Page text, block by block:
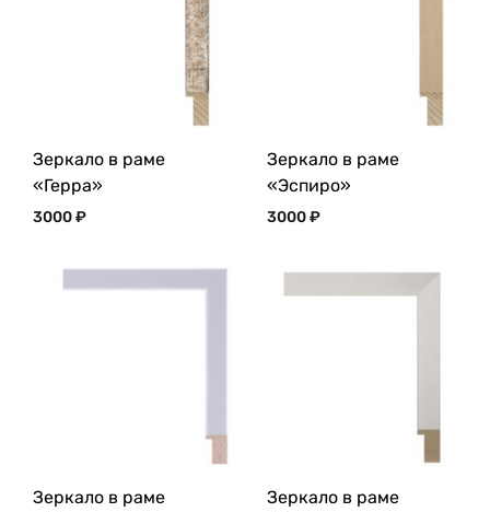
Зеркало в раме
«Герра»
3000₽
Зеркало в раме
«Эспиро»
3000₽
Зеркало в раме
Зеркало в раме